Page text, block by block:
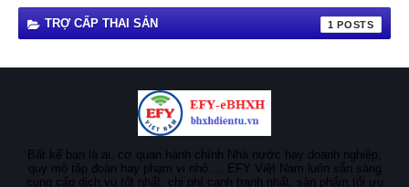
TRỢ CẤP THAI SẢN 1
Bất kể bạn là ai, cơ quan hành chính Nhà nước hay doanh nghiệp,
quy mô tập đoàn hay phạm vi nhỏ…, EFY Việt Nam luôn sẵn sàng
cung cấp dịch vụ tốt nhất, chi phí cạnh tranh nhất, sản phẩm tối ưu